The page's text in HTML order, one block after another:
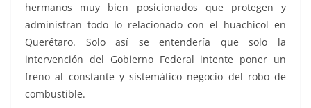
hermanos muy bien posicionados que protegen y
administran todo lo relacionado con el huachicol en
Querétaro. Solo así se entendería que solo la
intervención del Gobierno Federal intente poner un
freno al constante y sistemático negocio del robo de
combustible.